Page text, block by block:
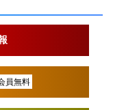
員無料